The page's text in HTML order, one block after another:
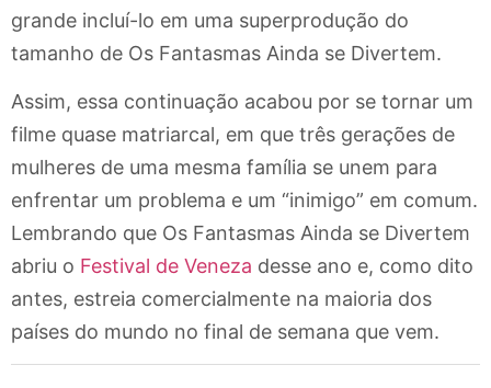
grande incluí-lo em uma superprodução do
tamanho de Os Fantasmas Ainda se Divertem.
Assim, essa continuação acabou por se tornar um
filme quase matriarcal, em que três gerações de
mulheres de uma mesma família se unem para
enfrentar um problema e um “inimigo” em comum.
Lembrando que Os Fantasmas Ainda se Divertem
abriu o Festival de Veneza desse ano e, como dito
antes, estreia comercialmente na maioria dos
países do mundo no final de semana que vem.